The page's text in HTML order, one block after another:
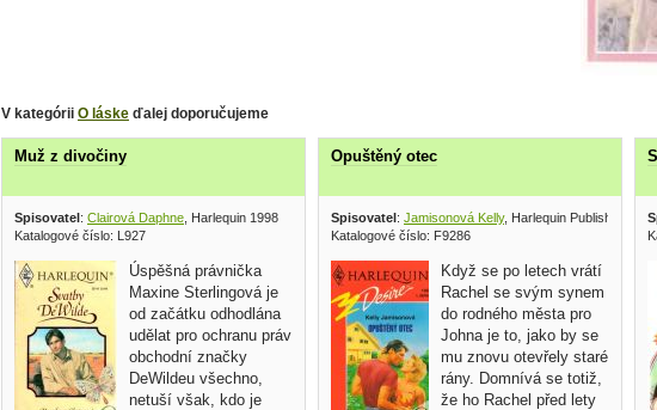
V kategórii O láske ďalej doporučujeme
Muž z divočiny
Spisovatel: Clairová Daphne , Harlequin 1998
Katalogové číslo: L927
Úspěšná právnička
Maxine Sterlingová je
od začátku odhodlána
udělat pro ochranu práv
obchodní značky
DeWildeu všechno,
netuší však, kdo je
Opuštěný otec
Spisovatel: Jamisonová Kelly, Harlequin Publishers
Katalogové číslo: F9286
Když se po letech vrátí
Rachel se svým synem
do rodného města pro
Johna je to, jako by se
mu znovu otevřely staré
rány. Domnívá se totiž,
že ho Rachel před lety